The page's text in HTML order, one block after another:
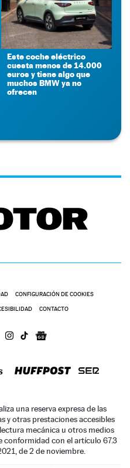
Este coche eléctrico
cuesta menos de 14.000
euros y tiene algo que
muchos BMW ya no
ofrecen
CONFIGURACIÓN DE COOKIES
CONTACTO
una reserva expresa de las
y otras prestaciones accesibles
mecánica u otros medios
conformidad con el artículo 67.3
de 2 de noviembre.